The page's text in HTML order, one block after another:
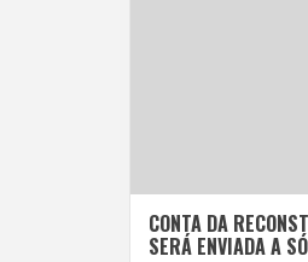
CONTA DA
SERÁ ENVIADA A